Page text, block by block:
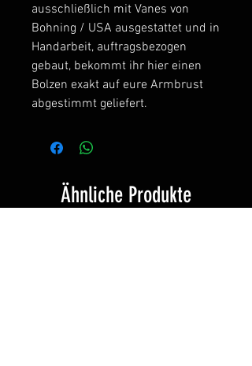
ausschließlich mit Vanes von
Bohning / USA ausgestattet und in
Handarbeit, auftragsbezogen
gebaut, bekommt ihr hier einen
Bolzen exakt auf eure Armbrust
abgestimmt geliefert.
Ähnliche Produkte